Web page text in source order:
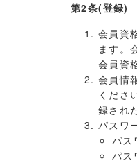
第2条(登録)
会員資
ます。
会員資
会員情
くださ
録され
パスワ
パス
パス